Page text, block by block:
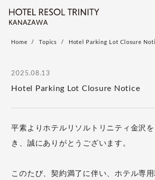
Home Topics Hotel Parking Lot Closure
2025.08.13
Hotel Parking Lot Closure Notice
平素よりホテルリソルトリニティ金沢
き、誠にありがとうございます。
このたび、契約満了に伴い、ホテル専